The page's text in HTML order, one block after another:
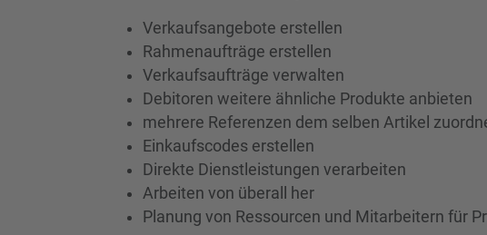
Verkaufsangebote erstellen
Rahmenaufträge erstellen
Verkaufsaufträge verwalten
Debitoren weitere ähnliche Produkte anbieten
mehrere Referenzen dem selben Artikel
Einkaufscodes erstellen
Direkte Dienstleistungen verarbeiten
Arbeiten von überall her
Planung von Ressourcen und Mitarbeitern für